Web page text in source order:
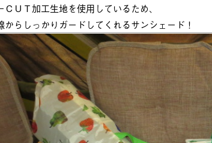
ＣＵＴ加工生地を使用しているため、
からしっかりガードしてくれるサンシェード！